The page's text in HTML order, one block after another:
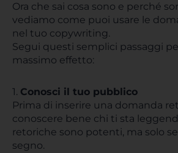
Ora che sai cosa sono e perché
vediamo come puoi usare le
nel tuo copywriting.
Segui questi semplici passaggi
massimo effetto:
1. Conosci il tuo pubblico
Prima di inserire una domanda
conoscere bene chi ti sta
retoriche sono potenti, ma solo
segno.